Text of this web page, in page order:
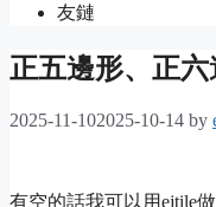
友鏈
正五邊形、正
2025-11-102025-10-14 by
有空的話我可以用ejtile